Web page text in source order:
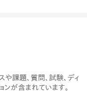
や課題、質問、試験、ディ
ンが含まれています。